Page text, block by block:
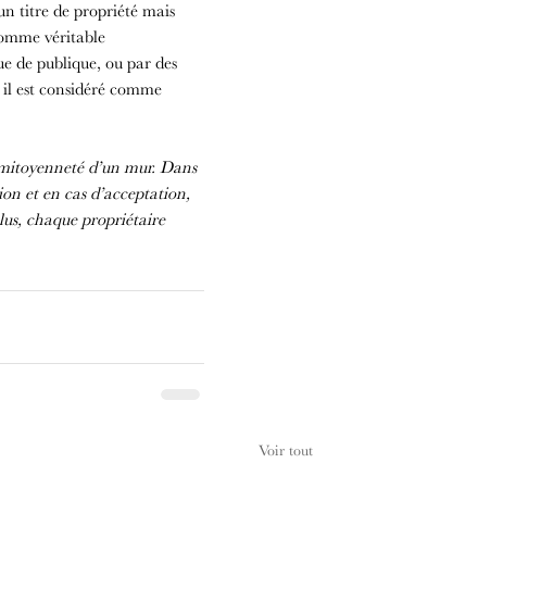
titre de propriété mais
véritable
de publique, ou par des
est considéré comme
d’un mur. Dans
et en cas d’acceptation,
chaque propriétaire
Voir tout